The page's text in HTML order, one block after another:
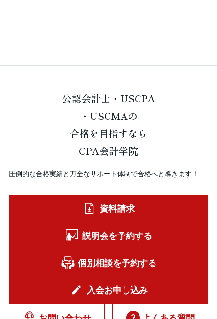
公認会計士・USCPA
・USCMAの
合格を 目指すなら
CPA会計学院
圧倒的な合格実績と万全なサポート体制で合格へと導きます！
資料請求
説明会を予約する
個別相談を予約する
入会お申し込み